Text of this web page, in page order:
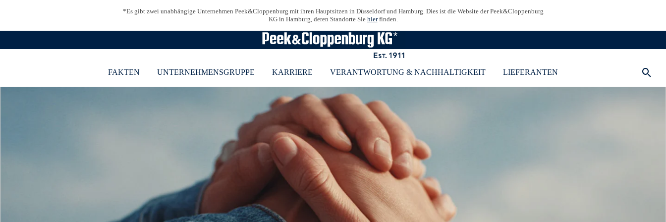
Es gibt zwei unabhängige Unternehmen Peek&Cloppenburg mit ihren Hauptsitzen in Düsseldorf und Hamburg. Dies ist die Website der Peek&Cloppenburg
KG in Hamburg, deren Standorte Sie hierfinden.
FAKTEN UNTERNEHMENSGRUPPE KARRIERE VERANTWORTUNG & NACHHALTIGKEIT LIEFERANTEN